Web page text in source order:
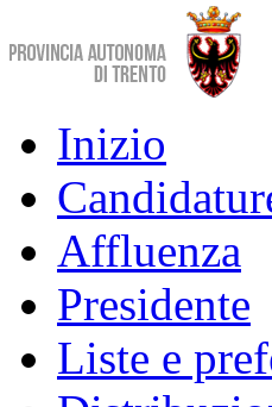
Inizio
Affluenza
Presidente
Liste e